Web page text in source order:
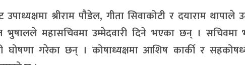
उपाध्यक्षमा श्रीराम पौडेल, गीता सिवाकोटी र दयाराम थापाले
भुषालले महासचिवमा उम्मेदवारी दिने भएका छन् । सचिवमा
घोषणा गरेका छन् । कोषाध्यक्षमा आशिष कार्की र